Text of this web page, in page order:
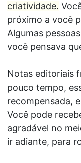
criatividade.
próximo a você
Algumas
você pensava
Notas editoriais
pouco tempo,
recompensada,
Você pode
agradável no
ir adiante, para